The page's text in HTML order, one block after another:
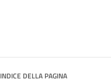
INDICE DELLA PAGINA